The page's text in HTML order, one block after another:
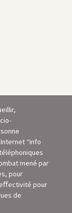
“Info
mené par
pour
pour
de